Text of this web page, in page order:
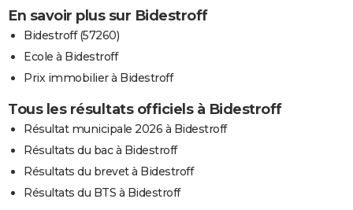
En savoir plus sur Bidestroff
Bidestroff (57260)
Ecole à Bidestroff
Prix immobilier à Bidestroff
Tous les résultats officiels à Bidestroff
Résultat municipale 2026 à Bidestroff
Résultats du bac à Bidestroff
Résultats du brevet à Bidestroff
Résultats du BTS à Bidestroff